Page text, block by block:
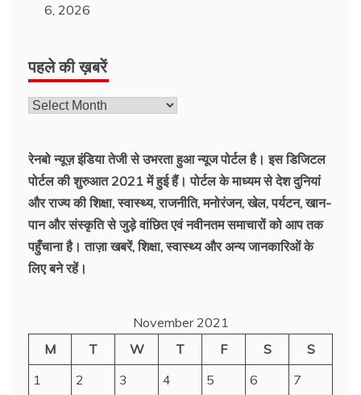
6, 2026
पहले की ख़बरें
रेनबो न्यूज़ इंडिया तेजी से उभरता हुआ न्‍यूज पोर्टल है। इस डिजिटल
पोर्टल की शुरुआत 2021 में हुई हैं। पोर्टल के माध्यम से देश दुनियां
और राज्य की शिक्षा, स्वास्थ्य, राजनीति, मनोरंजन, खेल, पर्यटन, खान-
पान और संस्कृति से जुड़े वांछित एवं नवीनतम समाचारों को आप तक
पहुँचाना है। ताज़ा खबरें, शिक्षा, स्वास्थ्य और अन्य जानकारिओं के
लिए बने रहें।
November 2021
M
T W T F S
S
1
2 3 4 5 6
7